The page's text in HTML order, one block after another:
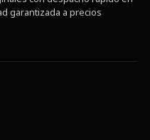
garantizada a precios